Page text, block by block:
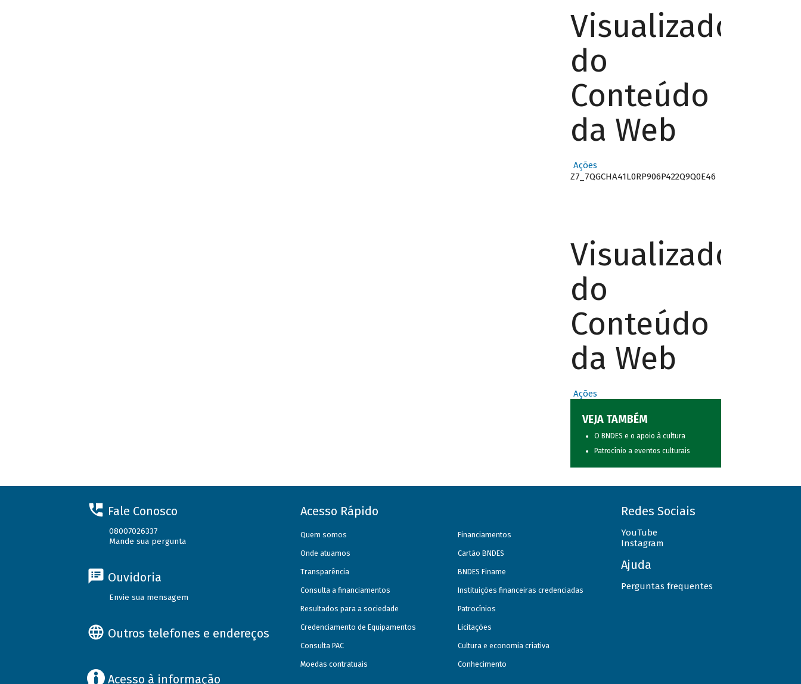
Visualizador
do
Conteúdo
da Web
Ações
Z7_7QGCHA41L0RP906P422Q9Q0E46
Visualizador
do
Conteúdo
da Web
Ações
VEJA TAMBÉM
O BNDES e o apoio à cultura
Patrocínio a eventos culturais
Fale Conosco
08007026337
Mande sua pergunta
Ouvidoria
Envie sua mensagem
Outros telefones e endereços
Acesso à informação
Acesso Rápido
Quem somos
Onde atuamos
Transparência
Consulta a financiamentos
Resultados para a sociedade
Credenciamento de Equipamentos
Consulta PAC
Moedas contratuais
Financiamentos
Cartão BNDES
BNDES Finame
Instituições financeiras credenciadas
Patrocínios
Licitações
Cultura e economia criativa
Conhecimento
Redes Sociais
YouTube
Instagram
Ajuda
Perguntas frequentes